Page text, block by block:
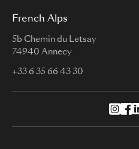
French Alps
5b Chemin du Letsay
74940 Annecy
+33 6 35 66 43 30